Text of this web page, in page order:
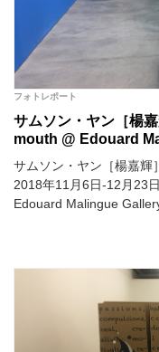
フォトレポート
サムソン・ヤン［楊
mouth @ Edouard
サムソン・ヤン［楊嘉輝
2018年11月6日-12月23日
Edouard Malingue